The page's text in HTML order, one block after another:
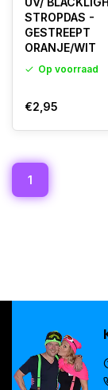
STROPDAS -
GESTREEPT
ORANJE/WIT
Op voorraad
€2,95
1